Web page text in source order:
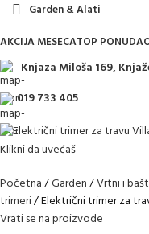
Garden & Alati
AKCIJA MESECATOP PONUDA
Knjaza Miloša 169,
019 733 405
Klikni da uvećaš
Početna Garden Vrtni i
trimeri Električni trimer za
Vrati se na proizvode